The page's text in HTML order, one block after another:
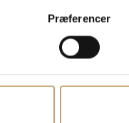
Præferencer